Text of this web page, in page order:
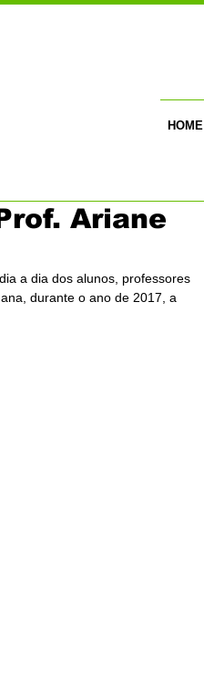
HOME
Ariane
a dia dos alunos, professores
durante o ano de 2017, a